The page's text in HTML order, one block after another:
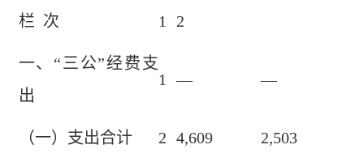
栏 次 1 2
一、“三公”经费支
出
1 — —
（一）支出合计 2 4,609 2,503